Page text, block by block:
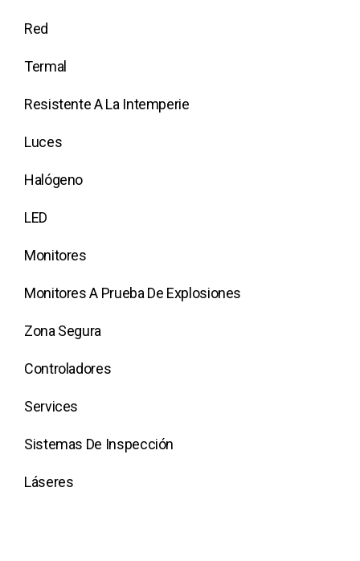
Red
Termal
Resistente A La Intemperie
Luces
Halógeno
LED
Monitores
Monitores A Prueba De Explosiones
Zona Segura
Controladores
Services
Sistemas De Inspección
Láseres